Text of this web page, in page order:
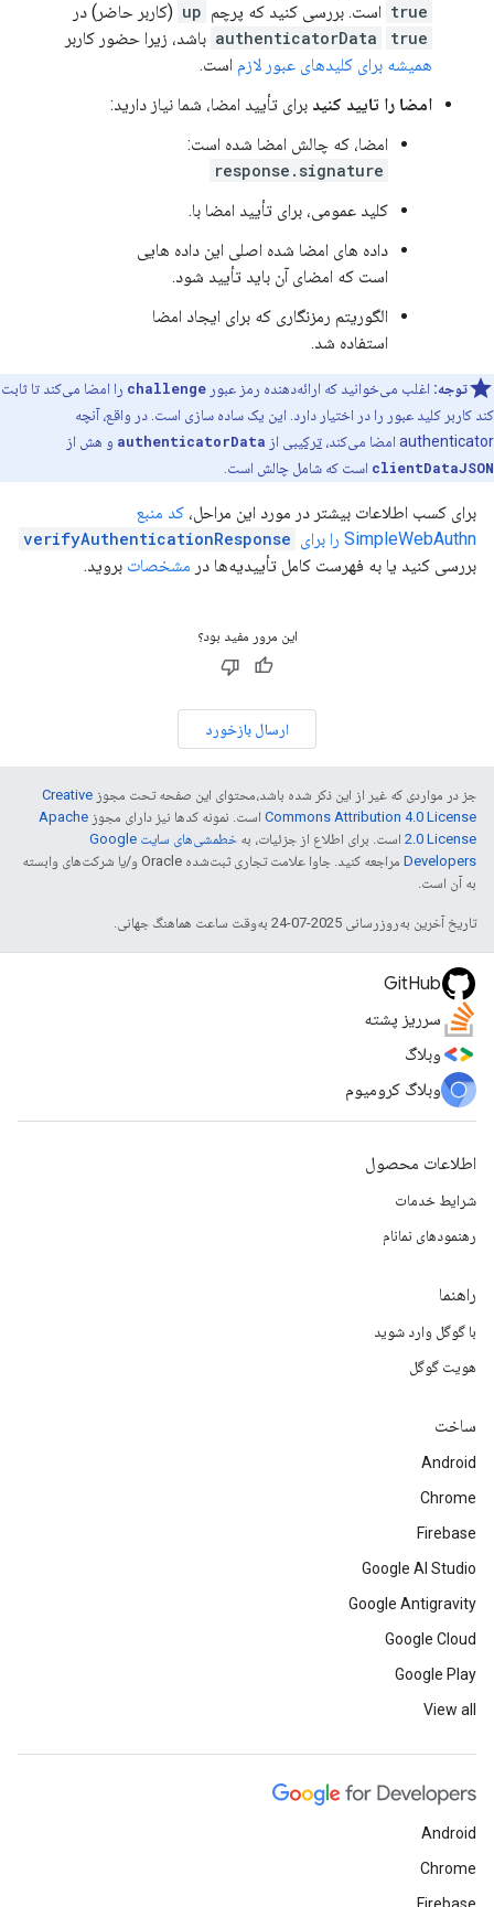
true است. بررسی کنید که پرچم up (کاربر حاضر) در
authenticatorData
true
باشد، زیرا حضور کاربر
همیشه برای کلیدهای عبور لازم است.
امضا را تایید کنید برای تأیید امضا، شما نیاز دارید:
امضا، که چالش امضا شده است:
response.signature
کلید عمومی، برای تأیید امضا با.
داده های امضا شده اصلی این داده هایی
است که امضای آن باید تأیید شود.
الگوریتم رمزنگاری که برای ایجاد امضا
استفاده شد.
توجه: اغلب می‌خوانید که ارائه‌دهنده رمز عبور challenge را امضا می‌کند تا ثابت
کند کاربر کلید عبور را در اختیار دارد. این یک ساده سازی است. در واقع، آنچه
authenticator امضا می‌کند،
ترکیبی از authenticatorData و هش از
clientDataJSON است که شامل چالش است.
برای کسب اطلاعات بیشتر در مورد این مراحل، کد منبع
SimpleWebAuthn را برای
verifyAuthenticationResponse
بررسی کنید یا به فهرست کامل تأییدیه‌ها در مشخصات بروید.
این مرور مفید بود؟
ارسال بازخورد
جز در مواردی که غیر از این ذکر شده باشد،‌محتوای این صفحه تحت مجوز Creative
Commons Attribution 4.0 License است. نمونه کدها نیز دارای مجوز Apache
2.0 License است. برای اطلاع از جزئیات، به
خطمشی‌های سایت Google
Developers‏
مراجعه کنید. جاوا علامت تجاری ثبت‌شده Oracle و/یا شرکت‌های وابسته
به آن است.
تاریخ آخرین به‌روزرسانی 2025-07-24 به‌وقت ساعت هماهنگ جهانی.
GitHub
سرریز پشته
وبلاگ
وبلاگ کرومیوم
اطلاعات محصول
شرایط خدمات
رهنمودهای نمانام
راهنما
با گوگل وارد شوید
هویت گوگل
ساخت
Android
Chrome
Firebase
Google AI Studio
Google Antigravity
Google Cloud
Google Play
View all
Android
Chrome